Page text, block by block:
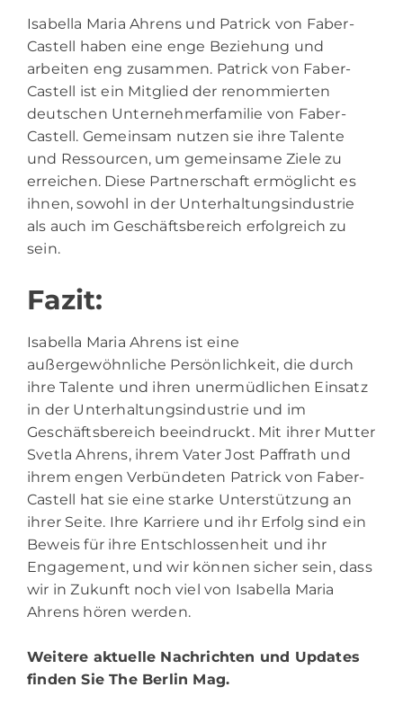
Isabella Maria Ahrens und Patrick von Faber-
Castell haben eine enge Beziehung und
arbeiten eng zusammen. Patrick von Faber-
Castell ist ein Mitglied der renommierten
deutschen Unternehmerfamilie von Faber-
Castell. Gemeinsam nutzen sie ihre Talente
und Ressourcen, um gemeinsame Ziele zu
erreichen. Diese Partnerschaft ermöglicht es
ihnen, sowohl in der Unterhaltungsindustrie
als auch im Geschäftsbereich erfolgreich zu
sein.
Fazit:
Isabella Maria Ahrens ist eine
außergewöhnliche Persönlichkeit, die durch
ihre Talente und ihren unermüdlichen Einsatz
in der Unterhaltungsindustrie und im
Geschäftsbereich beeindruckt. Mit ihrer Mutter
Svetla Ahrens, ihrem Vater Jost Paffrath und
ihrem engen Verbündeten Patrick von Faber-
Castell hat sie eine starke Unterstützung an
ihrer Seite. Ihre Karriere und ihr Erfolg sind ein
Beweis für ihre Entschlossenheit und ihr
Engagement, und wir können sicher sein, dass
wir in Zukunft noch viel von Isabella Maria
Ahrens hören werden.
Weitere aktuelle Nachrichten und Updates
finden SieThe Berlin Mag.